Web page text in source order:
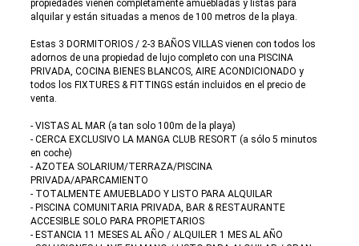
propiedades vienen completamente amuebladas y listas para
alquilar y están situadas a menos de 100 metros de la playa.
Estas 3 DORMITORIOS / 2-3 BAÑOS VILLAS vienen con todos los
adornos de una propiedad de lujo completo con una PISCINA
PRIVADA, COCINA BIENES BLANCOS, AIRE ACONDICIONADO y
todos los FIXTURES & FITTINGS están incluidos en el precio de
venta.
- VISTAS AL MAR (a tan solo 100m de la playa)
- CERCA EXCLUSIVO LA MANGA CLUB RESORT (a sólo 5 minutos
en coche)
- AZOTEA SOLARIUM/TERRAZA/PISCINA
PRIVADA/APARCAMIENTO
- TOTALMENTE AMUEBLADO Y LISTO PARA ALQUILAR
- PISCINA COMUNITARIA PRIVADA, BAR & RESTAURANTE
ACCESIBLE SOLO PARA PROPIETARIOS
- ESTANCIA 11 MESES AL AÑO / ALQUILER 1 MES AL AÑO